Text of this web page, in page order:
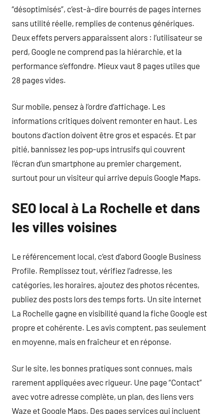
“désoptimisés”, c’est-à-dire bourrés de pages internes
sans utilité réelle, remplies de contenus génériques.
Deux effets pervers apparaissent alors : l’utilisateur se
perd, Google ne comprend pas la hiérarchie, et la
performance s’effondre. Mieux vaut 8 pages utiles que
28 pages vides.
Sur mobile, pensez à l’ordre d’affichage. Les
informations critiques doivent remonter en haut. Les
boutons d’action doivent être gros et espacés. Et par
pitié, bannissez les pop-ups intrusifs qui couvrent
l’écran d’un smartphone au premier chargement,
surtout pour un visiteur qui arrive depuis Google Maps.
SEO local à La Rochelle et dans
les villes voisines
Le référencement local, c’est d’abord Google Business
Profile. Remplissez tout, vérifiez l’adresse, les
catégories, les horaires, ajoutez des photos récentes,
publiez des posts lors des temps forts. Un site internet
La Rochelle gagne en visibilité quand la fiche Google est
propre et cohérente. Les avis comptent, pas seulement
en moyenne, mais en fraîcheur et en réponse.
Sur le site, les bonnes pratiques sont connues, mais
rarement appliquées avec rigueur. Une page “Contact”
avec votre adresse complète, un plan, des liens vers
Waze et Google Maps. Des pages services qui incluent